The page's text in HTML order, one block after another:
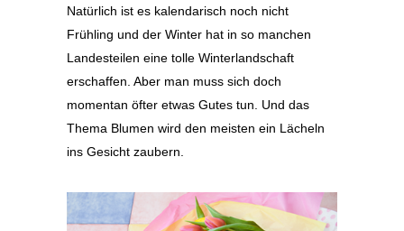
Natürlich ist es kalendarisch noch nicht
Frühling und der Winter hat in so manchen
Landesteilen eine tolle Winterlandschaft
erschaffen. Aber man muss sich doch
momentan öfter etwas Gutes tun. Und das
Thema Blumen wird den meisten ein Lächeln
ins Gesicht zaubern.